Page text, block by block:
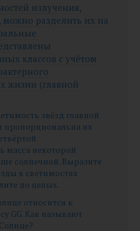
излучения,
можно разделить их на
классов с учётом
жизни (главной
звёзд главной
пропорциональна их
масса некоторой
солнечной. Выразите
в светимостях
до целых.
относится к
GG. Как называют